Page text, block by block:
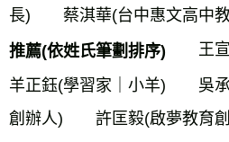
長)　　蔡淇華(台中惠文高中
推薦(依姓氏筆劃排序) 王宣
羊正鈺(學習家｜小羊)　　吳
創辦人)　　許匡毅(啟夢教育